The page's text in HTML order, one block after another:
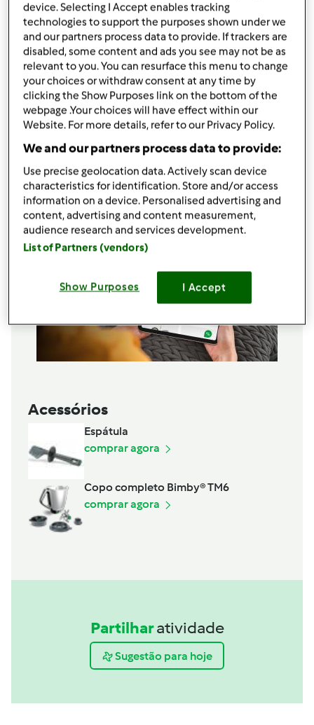
Ingredientes
800 gr de abóbora
500 gr de açúcar amarelo ou 350 g de açúcar
fino
1 pau de canela
nozes grosseiramente trituradas
raspas de laranja (facultativo)
Acessórios
Espátula
comprar agora
Copo completo Bimby® TM6
comprar agora
Partilharatividade
Sugestão para hoje
device. Selecting I Accept enables tracking
technologies to support the purposes shown under we
and our partners process data to provide. If trackers are
disabled, some content and ads you see may not be as
relevant to you. You can resurface this menu to change
your choices or withdraw consent at any time by
clicking the Show Purposes link on the bottom of the
webpage .Your choices will have effect within our
Website. For more details, refer to our Privacy Policy.
We and our partners process data to provide:
Use precise geolocation data. Actively scan device
characteristics for identification. Store and/or access
information on a device. Personalised advertising and
content, advertising and content measurement,
audience research and services development.
List of Partners (vendors)
Show Purposes I Accept